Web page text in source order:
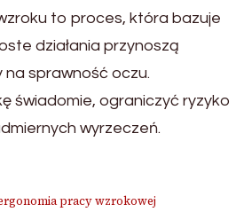
to proces, która bazuje
działania przynoszą
sprawność oczu.
świadomie, ograniczyć ryzyko
wyrzeczeń.
pracy wzrokowej